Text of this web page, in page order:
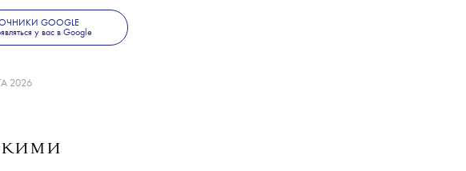
GOOGLE
у вас в Google
2026